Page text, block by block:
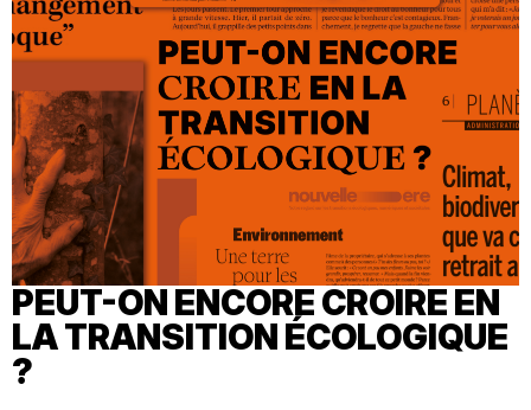
PEUT-ON ENCORE CROIRE EN
LA TRANSITION ÉCOLOGIQUE
?